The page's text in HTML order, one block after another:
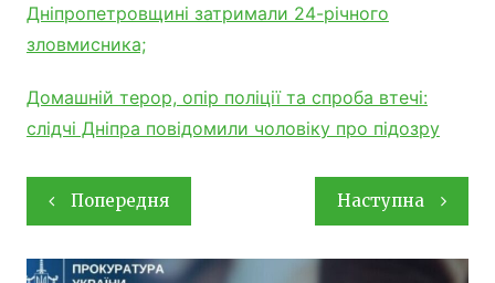
Дніпропетровщині затримали 24-річного
зловмисника;
Домашній терор, опір поліції та спроба втечі:
слідчі Дніпра повідомили чоловіку про підозру
Навігація
записів
Попередня Наступна